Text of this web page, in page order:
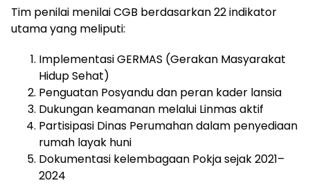
Tim penilai menilai CGB berdasarkan 22 indikator
utama yang meliputi:
Implementasi GERMAS (Gerakan Masyarakat
Hidup Sehat)
Penguatan Posyandu dan peran kader lansia
Dukungan keamanan melalui Linmas aktif
Partisipasi Dinas Perumahan dalam penyediaan
rumah layak huni
Dokumentasi kelembagaan Pokja sejak 2021–
2024